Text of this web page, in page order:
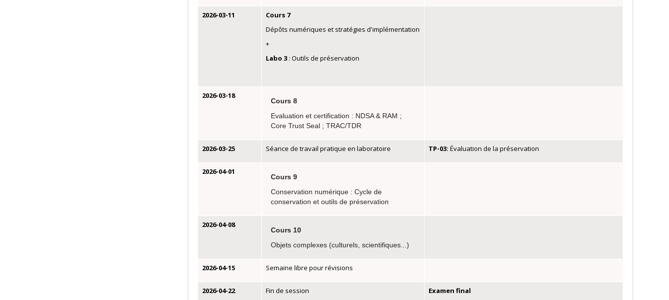
2026-03-11
Cours 7
Dépôts numériques et stratégies d'implémentation
+
Labo 3 : Outils de préservation
2026-03-18
Cours 8
Evaluation et certification : NDSA & RAM ;
Core Trust Seal ; TRAC/TDR
2026-03-25 Séance de travail pratique en laboratoire TP-03: Évaluation de la préservation
2026-04-01
Cours 9
Conservation numérique : Cycle de
conservation et outils de préservation
2026-04-08
Cours 10
Objets complexes (culturels, scientifiques...)
2026-04-15 Semaine libre pour révisions
2026-04-22 Fin de session
Examen final